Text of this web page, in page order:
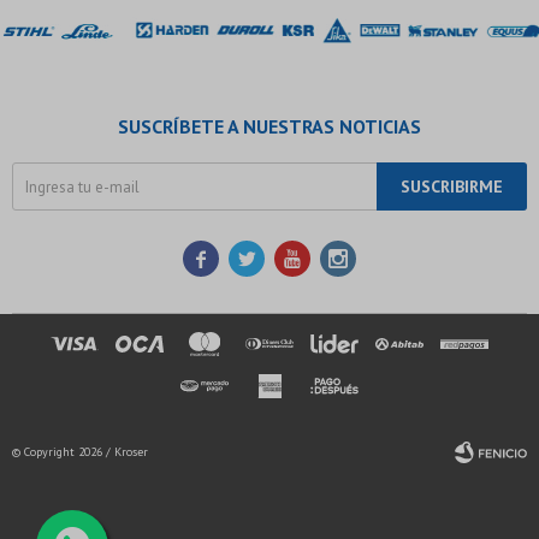
SUSCRÍBETE A NUESTRAS NOTICIAS
SUSCRIBIRME
   
© Copyright 2026 / Kroser